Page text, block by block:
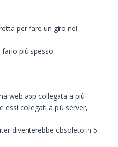
per fare un giro nel
più spesso.
web app collegata a più
essi collegati a più server,
diventerebbe obsoleto in 5